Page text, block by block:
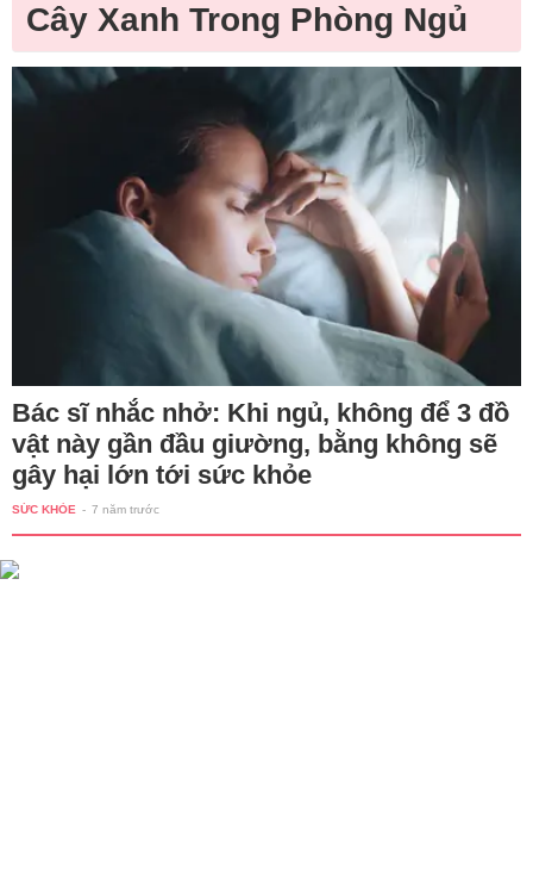
Cây Xanh Trong Phòng Ngủ
Bác sĩ nhắc nhở: Khi ngủ, không để 3 đồ
vật này gần đầu giường, bằng không sẽ
gây hại lớn tới sức khỏe
SỨC KHỎE - 7 năm trước